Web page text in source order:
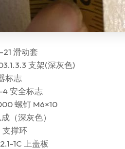
21 滑动套
支架(深灰色)
标志
4 安全标志
螺钉 M6×10
（深灰色）
支撑环
1C 上盖板